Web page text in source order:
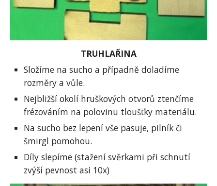
TRUHLAŘINA
Složíme na sucho a případně doladíme
rozměry a vůle.
Nejbližší okolí hruškových otvorů ztenčíme
frézováním na polovinu tloušťky materiálu.
Na sucho bez lepení vše pasuje, pilník či
šmirgl pomohou.
Díly slepíme (stažení svěrkami při schnutí
zvýší pevnost asi 10x)